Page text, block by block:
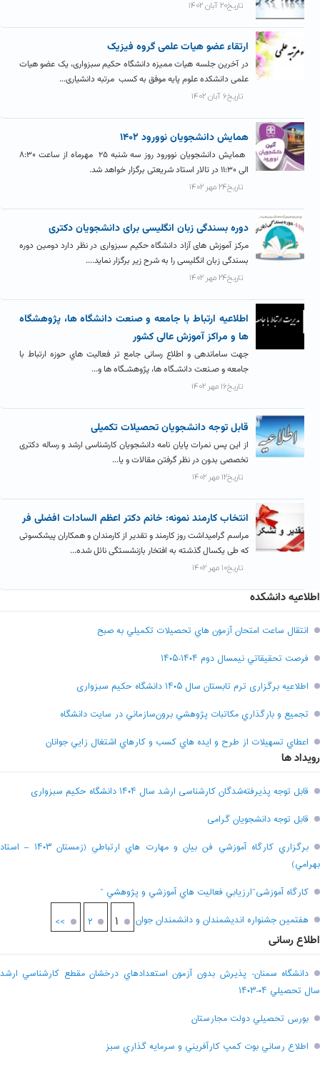
تاریخ۲۰ آبان ۱۴۰۲
ارتقاء عضو هیات علمی گروه فیزیک
در آخرین جلسه هیات ممیزه دانشگاه حکیم سبزواری، یک عضو هیات
علمی دانشکده علوم پایه موفق به کسب مرتبه دانشیاری...
تاریخ۶ آبان ۱۴۰۲
همايش دانشجويان نوورود ۱۴۰۲
همایش دانشجویان نوورود روز سه شنبه ۲۵ مهرماه از ساعت ۸:۳۰
الی ۱۱:۳۰ در تالار استاد شریعتی برگزار خواهد شد.
تاریخ۲۴ مهر ۱۴۰۲
دوره بسندگی زبان انگلیسی برای دانشجویان دکتری
مرکز آموزش های آزاد دانشگاه حکیم سبزواری در نظر دارد دومین دوره
بسندگی زبان انگلیسی را به شرح زیر برگزار نماید....
تاریخ۲۴ مهر ۱۴۰۲
اطلاعیه ارتباط با جامعه و صنعت دانشگاه ها، پژوهشگاه
ها و مراکز آموزش عالی کشور
جهت ساماندهی و اطلاع رسانی جامع تر فعالیت هاي حوزه ارتباط با
جامعه و صـنعت دانشـگاه ها، پژوهشـگاه ها و...
تاریخ۱۶ مهر ۱۴۰۲
قابل توجه دانشجویان تحصیلات تکمیلی
از این پس نمرات پایان نامه دانشجویان کارشناسی ارشد و رساله دکتری
تخصصی بدون در نظر گرفتن مقالات و یا...
تاریخ۱۲ مهر ۱۴۰۲
انتخاب کارمند نمونه: خانم دکتر اعظم السادات افضلی فر
مراسم گرامیداشت روز کارمند و تقدیر از کارمندان و همکاران پیشکسوتی
که طی یکسال گذشته به افتخار بازنشستگی نائل شده...
تاریخ۱۰ مهر ۱۴۰۲
اطلاعیه دانشکده
انتقال ساعت امتحان آزمون هاي تحصيلات تکميلي به صبح
فرصت تحقيقاتي نیمسال دوم ۱۴۰۴-۱۴۰۵
اطلاعیه برگزاری ترم تابستان سال ۱۴۰۵ دانشگاه حکیم سبزواری
تجميع و بارگذاري مکاتبات پژوهشي برون‌سازماني در سايت دانشگاه
اعطاي تسهيلات از طرح و ايده هاي کسب و کارهاي اشتغال زايي جوانان
رویداد ها
قابل توجه پذیرفته‌شدگان کارشناسی ارشد سال ۱۴۰۴ دانشگاه حکیم سبزواری
قابل توجه دانشجویان گرامی
برگزاري کارگاه آموزشي فن بيان و مهارت هاي ارتباطي (زمستان ۱۴۰۳ – استاد
بهرامي)
کارگاه آموزشی”ارزيابي فعاليت هاي آموزشي و پژوهشي “
هفتمين جشنواره انديشمندان و دانشمندان جوان
۱ ۲ >>
اطلاع رسانی
دانشگاه سمنان- پذيرش بدون آزمون استعدادهاي درخشان مقطع کارشناسي ارشد
سال تحصيلي ۰۴-۱۴۰۳
بورس تحصيلي دولت مجارستان
اطلاع رساني بوت کمپ کارآفريني و سرمايه گذاري سبز